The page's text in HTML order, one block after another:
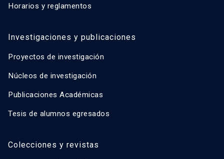
Horarios y reglamentos
Investigaciones y publicaciones
Proyectos de investigación
Núcleos de investigación
Publicaciones Académicas
Tesis de alumnos egresados
Colecciones y revistas